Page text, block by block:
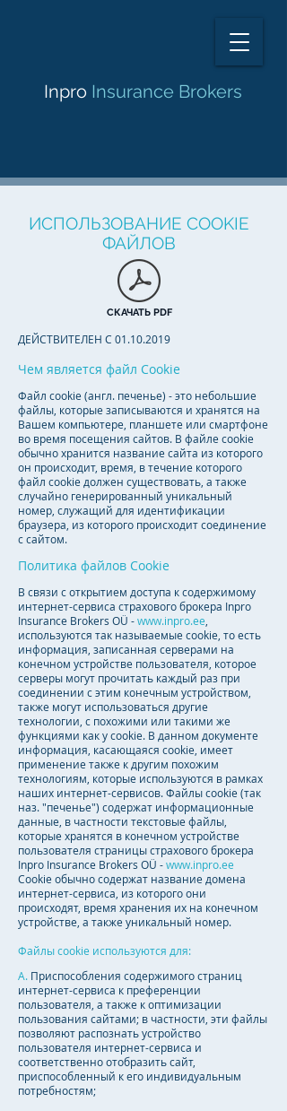
Inpro Insurance Brokers
ИСПОЛЬЗОВАНИЕ COOKIE
ФАЙЛОВ
СКАЧАТЬ PDF
ДЕЙСТВИТЕЛЕН С 01.10.2019
Чем является файл Cookie
Файл cookie (англ. печенье) - это небольшие
файлы, которые записываются и хранятся на
Вашем компьютере, планшете или смартфоне
во время посещения сайтов. В файле cookie
обычно хранится название сайта из которого
он происходит, время, в течение которого
файл cookie должен существовать, а также
случайно генерированный уникальный
номер, служащий для идентификации
браузера, из которого происходит соединение
с сайтом.
Политика файлов Cookie
В связи с открытием доступа к содержимому
интернет-сервиса страхового брокера Inpro
Insurance Brokers OÜ -www.inpro.ee
используются так называемые cookie, то есть
информация, записанная серверами на
конечном устройстве пользователя, которое
серверы могут прочитать каждый раз при
соединении с этим конечным устройством,
также могут использоваться другие
технологии, с похожими или такими же
функциями как у cookie. В данном документе
информация, касающаяся cookie, имеет
применение также к другим похожим
технологиям, которые используются в рамках
наших интернет-сервисов. Файлы cookie (так
наз. "печенье") содержат информационные
данные, в частности текстовые файлы,
которые хранятся в конечном устройстве
пользователя страницы страхового брокера
Inpro Insurance Brokers OÜ -www.inpro.ee
Cookie обычно содержат название домена
интернет-сервиса, из которого они
происходят, время хранения их на конечном
устройстве, а также уникальный номер.
Файлы cookie используются для:
A. Приспособления содержимого страниц
интернет-сервиса к преференции
пользователя, а также к оптимизации
пользования сайтами; в частности, эти файлы
позволяют распознать устройство
пользователя интернет-сервиса и
соответственно отобразить сайт,
приспособленный к его индивидуальным
потребностям;